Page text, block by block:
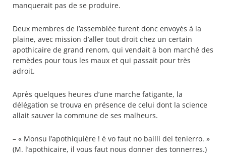
manquerait pas de se produire.
Deux membres de l’assemblée furent donc envoyés à la
plaine, avec mission d’aller tout droit chez un certain
apothicaire de grand renom, qui vendait à bon marché des
remèdes pour tous les maux et qui passait pour très
adroit.
Après quelques heures d’une marche fatigante, la
délégation se trouva en présence de celui dont la science
allait sauver la commune de ses malheurs.
– « Monsu l’apothiquière ! é vo faut no bailli dei tenierro. »
(M. l’apothicaire, il vous faut nous donner des tonnerres.)